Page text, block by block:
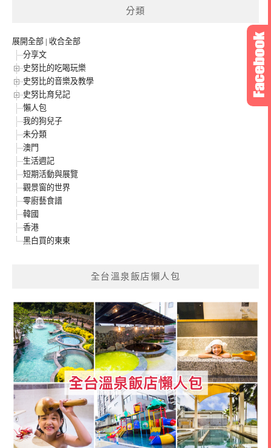
分類
展開全部 | 收合全部
分享文
史努比的吃喝玩樂
史努比的音樂及教學
史努比育兒記
懶人包
我的狗兒子
未分類
澳門
生活週記
短期活動與展覽
觀景窗的世界
零廚藝食譜
韓國
香港
黑白買的東東
全台溫泉飯店懶人包